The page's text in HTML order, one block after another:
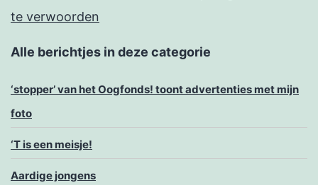
te verwoorden
Alle berichtjes in deze categorie
‘stopper’ van het Oogfonds! toont advertenties met mijn
foto
‘T is een meisje!
Aardige jongens